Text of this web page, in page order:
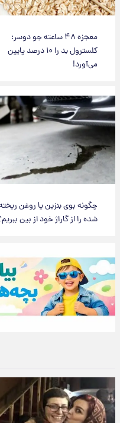
معجزه ۴۸ ساعته جو دوسر:
کلسترول بد را ۱۰ درصد پایین
می‌آورد!
چگونه بوی بنزین یا روغن ریخته
شده را از گاراژ خود از بین ببریم؟